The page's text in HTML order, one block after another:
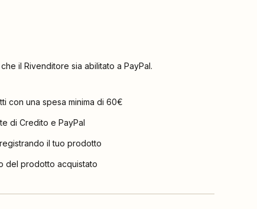
il Rivenditore sia abilitato a PayPal.
con una spesa minima di 60€
di Credito e PayPal
il tuo prodotto
del prodotto acquistato